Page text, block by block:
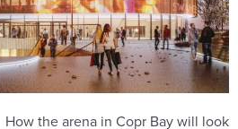
How the arena in Copr Bay will look